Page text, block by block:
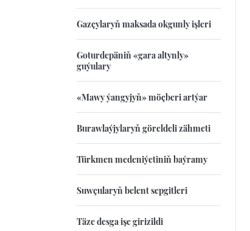
Gazçylaryň maksada okgunly işleri
Goturdepäniň «gara altynly»
guýulary
«Mawy ýangyjyň» möçberi artýar
Burawlaýjylaryň göreldeli zähmeti
Türkmen medeniýetiniň baýramy
Suwçularyň belent sepgitleri
Täze desga işe girizildi